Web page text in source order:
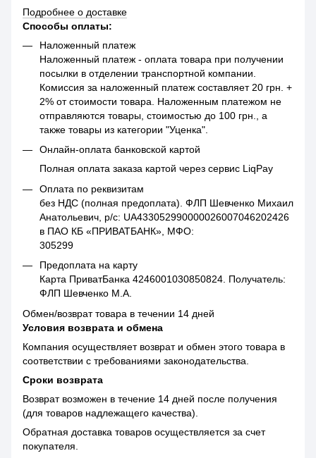
Подробнее о доставке
Способы оплаты:
Наложенный платеж
Наложенный платеж - оплата товара при получении
посылки в отделении транспортной компании.
Комиссия за наложенный платеж составляет 20 грн. +
2% от стоимости товара. Наложенным платежом не
отправляются товары, стоимостью до 100 грн., а
также товары из категории "Уценка".
Онлайн-оплата банковской картой
Полная оплата заказа картой через сервис LiqPay
Оплата по реквизитам
без НДС (полная предоплата). ФЛП Шевченко Михаил
Анатольевич, р/с: UA433052990000026007046202426
в ПАО КБ «ПРИВАТБАНК», МФО:
305299
Предоплата на карту
Карта ПриватБанка 4246001030850824. Получатель:
ФЛП Шевченко М.А.
Обмен/возврат товара в течении 14 дней
Условия возврата и обмена
Компания осуществляет возврат и обмен этого товара в
соответствии с требованиями законодательства.
Сроки возврата
Возврат возможен в течение 14 дней после получения
(для товаров надлежащего качества).
Обратная доставка товаров осуществляется за счет
покупателя.